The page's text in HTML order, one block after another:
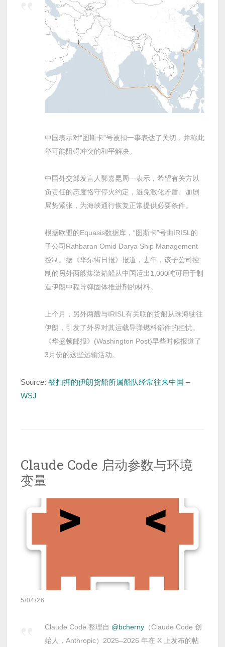
中国表示对“图斯卡”号被扣一事表达了关切，并称此
举可能阻碍冲突的和平解决。
中国外交部发言人郭嘉昆周一表示，希望有关方以
负责任的态度恪守停火约定，避免激化矛盾、加剧
局势紧张，为海峡通行恢复正常提供必要条件。
根据欧盟的Equasis数据库，“图斯卡”号由IRISL的
子公司Rahbaran Omid Darya Ship Management
控制。据《华尔街日报》报道，去年，该子公司控
制的另外两艘集装箱船从中国运出1,000吨可用于制
造伊朗中程导弹固体推进剂的材料。
上个月，另外两艘与IRISL有关联的货船从珠海驶往
伊朗，引发了外界对其运载导弹燃料部件的担忧。
《华盛顿邮报》(Washington Post)早些时候报道了
3月份的这些运输活动。
Source: 被扣押的伊朗货船所属船队经常往来中国 –
WSJ
Claude Code 启动参数与环境
变量
5/04/26
Claude Code 整理自 @bcherny （Claude Code 创
始人，Anthropic）2025–2026 年在 X 上发布的帖